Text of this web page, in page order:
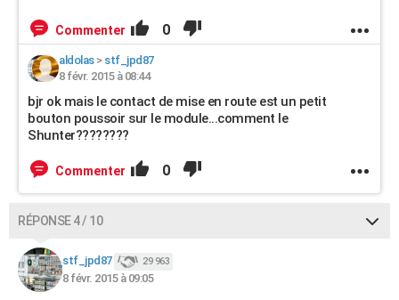
Commenter 0
aldolas> stf_jpd87
8 févr. 2015 à 08:44
bjr ok mais le contact de mise en route est un petit
bouton poussoir sur le module...comment le
Shunter????????
Commenter 0
RÉPONSE 4 / 10
stf_jpd87 29 963
8 févr. 2015 à 09:05